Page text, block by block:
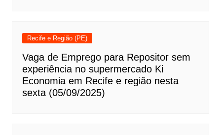
Recife e Região (PE)
Vaga de Emprego para Repositor sem
experiência no supermercado Ki
Economia em Recife e região nesta
sexta (05/09/2025)